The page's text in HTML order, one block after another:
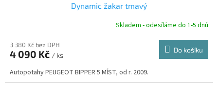
R
Dynamic žakar tmavý
Skladem - odesíláme do 1-5 dnů
3 380 Kč bez DPH
4 090 Kč / ks
Do košíku
Autopotahy PEUGEOT BIPPER 5 MÍST, od r. 2009.